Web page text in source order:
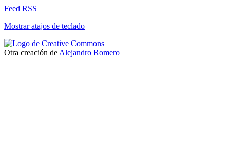
Feed RSS
Mostrar atajos de teclado
Otra creación de Alejandro Romero